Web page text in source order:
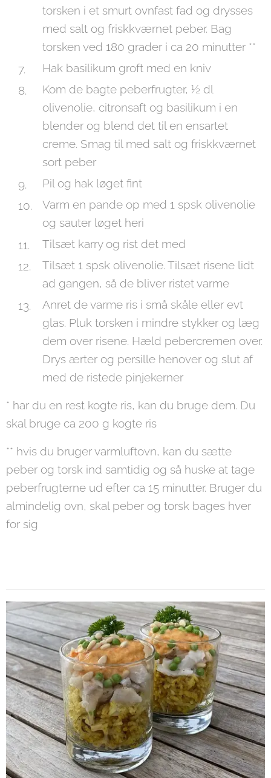
torsken i et smurt ovnfast fad og drysses
med salt og friskkværnet peber. Bag
torsken ved 180 grader i ca 20 minutter **
Hak basilikum groft med en kniv
Kom de bagte peberfrugter, ½ dl
olivenolie, citronsaft og basilikum i en
blender og blend det til en ensartet
creme. Smag til med salt og friskkværnet
sort peber
Pil og hak løget fint
Varm en pande op med 1 spsk olivenolie
og sauter løget heri
Tilsæt karry og rist det med
Tilsæt 1 spsk olivenolie. Tilsæt risene lidt
ad gangen, så de bliver ristet varme
Anret de varme ris i små skåle eller evt
glas. Pluk torsken i mindre stykker og læg
dem over risene. Hæld pebercremen over.
Drys ærter og persille henover og slut af
med de ristede pinjekerner
* har du en rest kogte ris, kan du bruge dem. Du
skal bruge ca 200 g kogte ris
** hvis du bruger varmluftovn, kan du sætte
peber og torsk ind samtidig og så huske at tage
peberfrugterne ud efter ca 15 minutter. Bruger du
almindelig ovn, skal peber og torsk bages hver
for sig